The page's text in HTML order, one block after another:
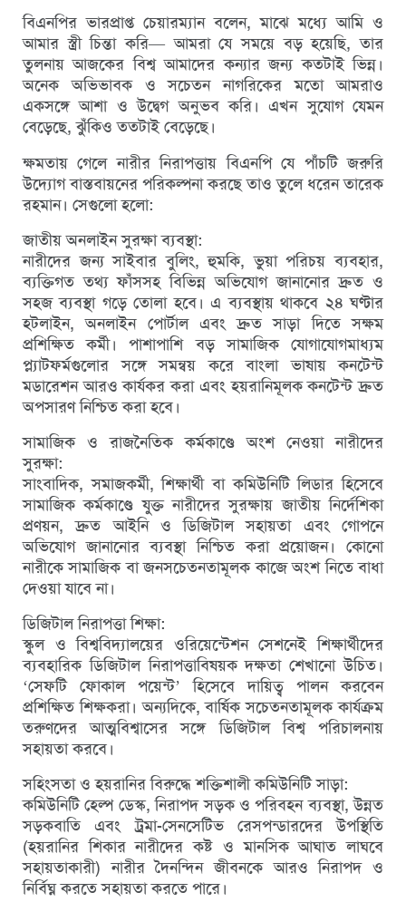
বিএনপির ভারপ্রাপ্ত চেয়ারম্যান বলেন, মাঝে মধ্যে আমি ও
আমার স্ত্রী চিন্তা করি— আমরা যে সময়ে বড় হয়েছি, তার
তুলনায় আজকের বিশ্ব আমাদের কন্যার জন্য কতটাই ভিন্ন।
অনেক অভিভাবক ও সচেতন নাগরিকের মতো আমরাও
একসঙ্গে আশা ও উদ্বেগ অনুভব করি। এখন সুযোগ যেমন
বেড়েছে, ঝুঁকিও ততটাই বেড়েছে।
ক্ষমতায় গেলে নারীর নিরাপত্তায় বিএনপি যে পাঁচটি জরুরি
উদ্যোগ বাস্তবায়নের পরিকল্পনা করছে তাও তুলে ধরেন তারেক
রহমান। সেগুলো হলো:
জাতীয় অনলাইন সুরক্ষা ব্যবস্থা:
নারীদের জন্য সাইবার বুলিং, হুমকি, ভুয়া পরিচয় ব্যবহার,
ব্যক্তিগত তথ্য ফাঁসসহ বিভিন্ন অভিযোগ জানানোর দ্রুত ও
সহজ ব্যবস্থা গড়ে তোলা হবে। এ ব্যবস্থায় থাকবে ২৪ ঘণ্টার
হটলাইন, অনলাইন পোর্টাল এবং দ্রুত সাড়া দিতে সক্ষম
প্রশিক্ষিত কর্মী। পাশাপাশি বড় সামাজিক যোগাযোগমাধ্যম
প্ল্যাটফর্মগুলোর সঙ্গে সমন্বয় করে বাংলা ভাষায় কনটেন্ট
মডারেশন আরও কার্যকর করা এবং হয়রানিমূলক কনটেন্ট দ্রুত
অপসারণ নিশ্চিত করা হবে।
সামাজিক ও রাজনৈতিক কর্মকাণ্ডে অংশ নেওয়া নারীদের
সুরক্ষা:
সাংবাদিক, সমাজকর্মী, শিক্ষার্থী বা কমিউনিটি লিডার হিসেবে
সামাজিক কর্মকাণ্ডে যুক্ত নারীদের সুরক্ষায় জাতীয় নির্দেশিকা
প্রণয়ন, দ্রুত আইনি ও ডিজিটাল সহায়তা এবং গোপনে
অভিযোগ জানানোর ব্যবস্থা নিশ্চিত করা প্রয়োজন। কোনো
নারীকে সামাজিক বা জনসচেতনতামূলক কাজে অংশ নিতে বাধা
দেওয়া যাবে না।
ডিজিটাল নিরাপত্তা শিক্ষা:
স্কুল ও বিশ্ববিদ্যালয়ের ওরিয়েন্টেশন সেশনেই শিক্ষার্থীদের
ব্যবহারিক ডিজিটাল নিরাপত্তাবিষয়ক দক্ষতা শেখানো উচিত।
‘সেফটি ফোকাল পয়েন্ট’ হিসেবে দায়িত্ব পালন করবেন
প্রশিক্ষিত শিক্ষকরা। অন্যদিকে, বার্ষিক সচেতনতামূলক কার্যক্রম
তরুণদের আত্মবিশ্বাসের সঙ্গে ডিজিটাল বিশ্ব পরিচালনায়
সহায়তা করবে।
সহিংসতা ও হয়রানির বিরুদ্ধে শক্তিশালী কমিউনিটি সাড়া:
কমিউনিটি হেল্প ডেস্ক, নিরাপদ সড়ক ও পরিবহন ব্যবস্থা, উন্নত
সড়কবাতি এবং ট্রমা-সেনসেটিভ রেসপন্ডারদের উপস্থিতি
(হয়রানির শিকার নারীদের কষ্ট ও মানসিক আঘাত লাঘবে
সহায়তাকারী) নারীর দৈনন্দিন জীবনকে আরও নিরাপদ ও
নির্বিঘ্ন করতে সহায়তা করতে পারে।